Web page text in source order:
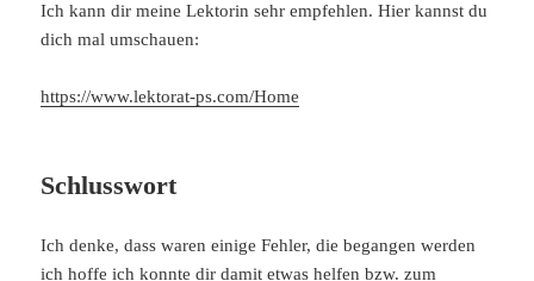
Ich kann dir meine Lektorin sehr empfehlen. Hier kannst du
dich mal umschauen:
https://www.lektorat-ps.com/Home
Schlusswort
Ich denke, dass waren einige Fehler, die begangen werden
ich hoffe ich konnte dir damit etwas helfen bzw. zum